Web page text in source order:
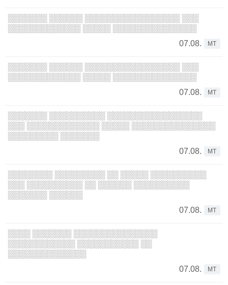
░░░░░░░ ░░░░░░ ░░░░░░░░░░░░░░░░░ ░░░
░░░░░░░░░░░░░ ░░░░░ ░░░░░░░░░░░░░░░
07.08.
MT
░░░░░░░ ░░░░░░ ░░░░░░░░░░░░░░░░░ ░░░
░░░░░░░░░░░░░ ░░░░░ ░░░░░░░░░░░░░░░
07.08.
MT
░░░░░░░ ░░░░░░░░░░ ░░░░░░░░░░░░░░░░░
░░░ ░░░░░░░░░░░░░ ░░░░░ ░░░░░░░░░░░░░░░
░░░░░░░░░ ░░░░░░░
07.08.
MT
░░░░░░░░ ░░░░░░░░░ ░░ ░░░░░ ░░░░░░░░░░
░░░ ░░░░░░░░░░ ░░ ░░░░░░ ░░░░░░░░░░
░░░░░░░ ░░░░░░
07.08.
MT
░░░░ ░░░░░░░ ░░░░░░░░░░░░░░░
░░░░░░░░░░░░ ░░░░░░░░░░░ ░░
░░░░░░░░░░░░░░
07.08.
MT